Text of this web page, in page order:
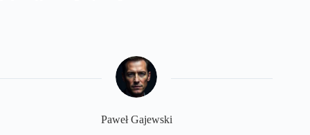
Paweł Gajewski